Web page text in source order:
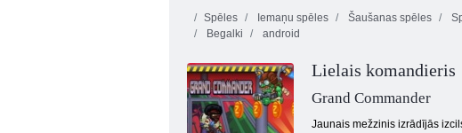
Spēles Iemaņu spēles Šaušanas spēles
Begalki
android
Lielais komandieris
Grand Commander
Jaunais mežzinis izrādījās